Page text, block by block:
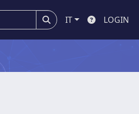
IT LOGIN